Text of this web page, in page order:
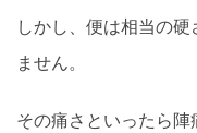
しかし、便は相当の
ません。
その痛さといったら陣